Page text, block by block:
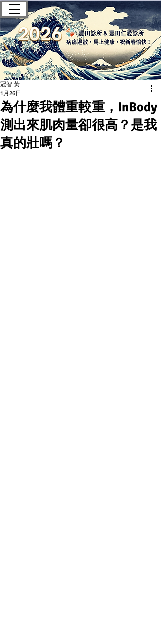
豐田診所 — 肝膽腸胃科｜無痛腸
胃鏡｜健康檢查
為什麼我體重較重，InBody
測出來肌肉量卻很高？是我
真的壯嗎？
冠智 黃
1月26日